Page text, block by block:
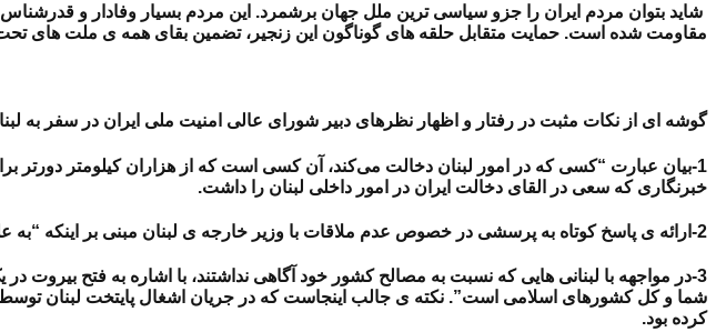
شاید بتوان مردم ایران را جزو سیاسی ترین ملل جهان برشمرد. این مردم بسیار وفادار و
مقاومت شده است. حمایت متقابل حلقه های گوناگون این زنجیر، تضمین بقای همه ی ملت های
گوشه ای از نکات مثبت در رفتار و اظهار نظرهای دبیر شورای عالی امنیت ملی ایران در سفر به
1-بیان عبارت “کسی که در امور لبنان دخالت می‌کند، آن کسی است که از هزاران کیلومتر دورتر
خبرنگاری که سعی در القای دخالت ایران در امور داخلی لبنان را داشت.
2-ارائه ی پاسخ کوتاه به پرسشی در خصوص عدم ملاقات با وزیر خارجه ی لبنان مبنی بر اینکه “به علت ضیق وقت”.
3-در مواجهه با لبنانی هایی که نسبت به مصالح کشور خود آگاهی نداشتند، با اشاره به فتح
شما و کل کشورهای اسلامی است”. نکته ی جالب اینجاست که در جریان اشغال پایتخت لبنان
کرده بود.